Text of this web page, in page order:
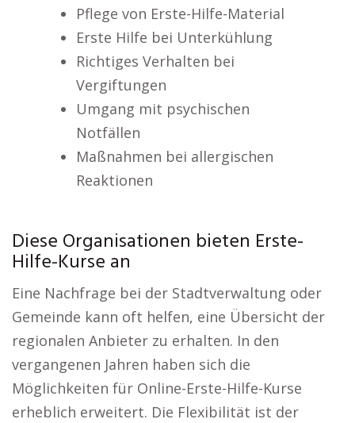
Pflege von Erste-Hilfe-Material
Erste Hilfe bei Unterkühlung
Richtiges Verhalten bei
Vergiftungen
Umgang mit psychischen
Notfällen
Maßnahmen bei allergischen
Reaktionen
Diese Organisationen bieten Erste-
Hilfe-Kurse an
Eine Nachfrage bei der Stadtverwaltung oder
Gemeinde kann oft helfen, eine Übersicht der
regionalen Anbieter zu erhalten. In den
vergangenen Jahren haben sich die
Möglichkeiten für Online-Erste-Hilfe-Kurse
erheblich erweitert. Die Flexibilität ist der